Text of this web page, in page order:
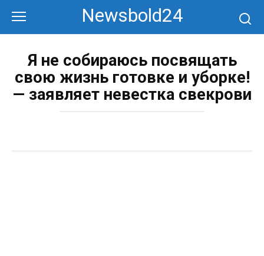
контенту
Newsbold24
Я не собираюсь посвящать
свою жизнь готовке и уборке!
— заявляет невестка свекрови